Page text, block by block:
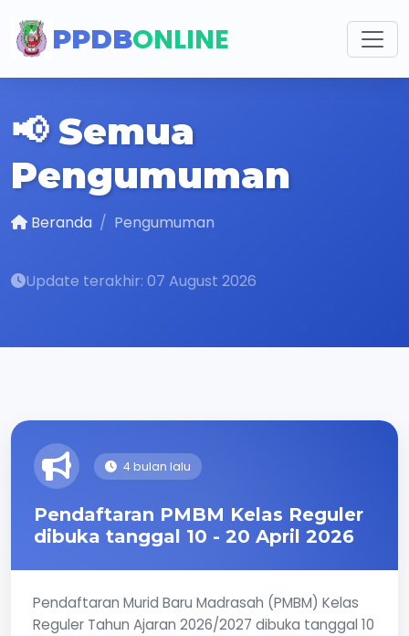
PPDBONLINE
📢 Semua
Pengumuman
Beranda Pengumuman
Update terakhir: 07 August 2026
4 bulan lalu
Pendaftaran PMBM Kelas Reguler
dibuka tanggal 10 - 20 April 2026
Pendaftaran Murid Baru Madrasah (PMBM) Kelas
Reguler Tahun Ajaran 2026/2027 dibuka tanggal 10